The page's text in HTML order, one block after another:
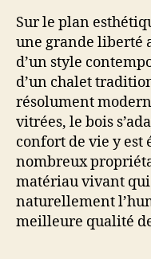
Sur le plan
une grande liberté
d’un style
d’un chalet
résolument
vitrées, le bois
confort de vie y est
nombreux
matériau vivant
naturellement
meilleure qualité